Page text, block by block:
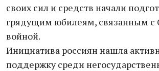
своих сил и средств начали
грядущим юбилеям, связанным с
войной.
Инициатива россиян нашла
поддержку среди